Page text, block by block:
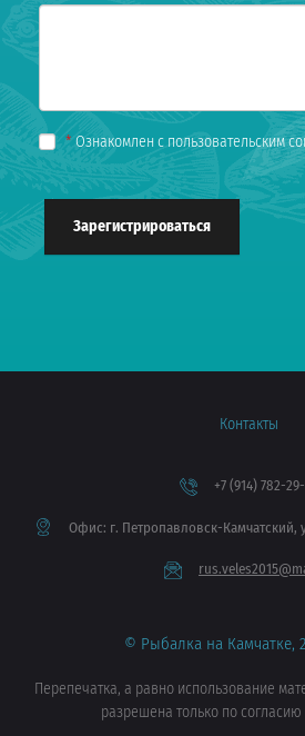
* Ознакомлен с пользовательским
Контакты
+7 (914) 782-
Офис: г. Петропавловск-Камчатский,
© Рыбалка на Камчатке,
Перепечатка, а равно использование
разрешена только по согласию